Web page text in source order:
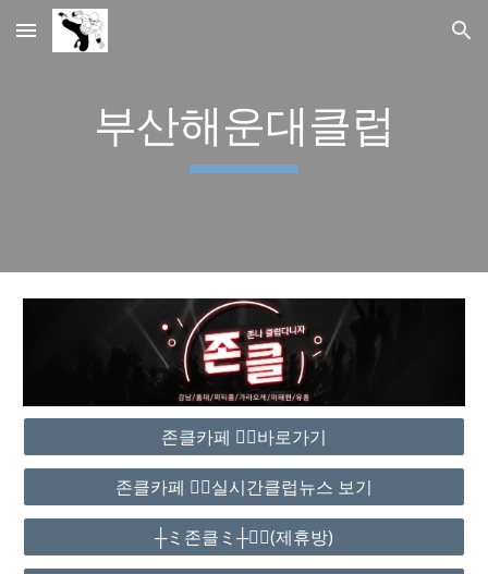
Skip to main content Skip to navigation
부산해운대클럽
존클카페 ❤️‍🔥바로가기
존클카페 ❤️‍🔥실시간클럽뉴스 보기
┼ミ존클ミ┼❤️‍🔥(제휴방)